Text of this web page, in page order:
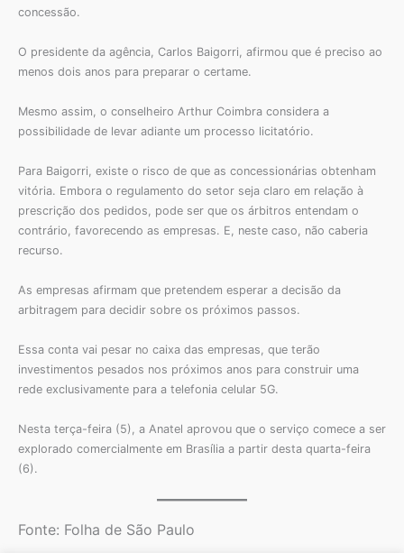
concessão.
O presidente da agência, Carlos Baigorri, afirmou que é preciso ao
menos dois anos para preparar o certame.
Mesmo assim, o conselheiro Arthur Coimbra considera a
possibilidade de levar adiante um processo licitatório.
Para Baigorri, existe o risco de que as concessionárias obtenham
vitória. Embora o regulamento do setor seja claro em relação à
prescrição dos pedidos, pode ser que os árbitros entendam o
contrário, favorecendo as empresas. E, neste caso, não caberia
recurso.
As empresas afirmam que pretendem esperar a decisão da
arbitragem para decidir sobre os próximos passos.
Essa conta vai pesar no caixa das empresas, que terão
investimentos pesados nos próximos anos para construir uma
rede exclusivamente para a telefonia celular 5G.
Nesta terça-feira (5), a Anatel aprovou que o serviço comece a ser
explorado comercialmente em Brasília a partir desta quarta-feira
(6).
Fonte: Folha de São Paulo